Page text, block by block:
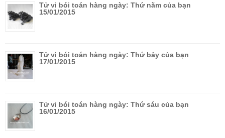
Tử vi bói toán hàng ngày: Thứ năm của bạn
15/01/2015
Tử vi bói toán hàng ngày: Thứ bảy của bạn
17/01/2015
Tử vi bói toán hàng ngày: Thứ sáu của bạn
16/01/2015